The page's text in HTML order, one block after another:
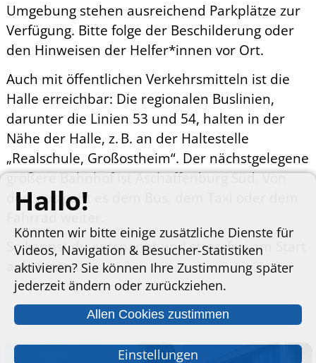
Umgebung stehen ausreichend Parkplätze zur
Verfügung. Bitte folge der Beschilderung oder
den Hinweisen der Helfer*innen vor Ort.
Auch mit öffentlichen Verkehrsmitteln ist die
Halle erreichbar: Die regionalen Buslinien,
darunter die Linien 53 und 54, halten in der
Nähe der Halle, z. B. an der Haltestelle
„Realschule, Großostheim“. Der nächstgelegene
größere Bahnhof ist Aschaffenburg Süd. Von
dort aus geht es dem Bus, dem Taxi oder dem
So kannst du entspannt und stressfrei am Start
ankommen.
Hallo!
Könnten wir bitte einige zusätzliche Dienste für
Videos, Navigation & Besucher-Statistiken
aktivieren? Sie können Ihre Zustimmung später
jederzeit ändern oder zurückziehen.
Allen Cookies zustimmen
Einstellungen